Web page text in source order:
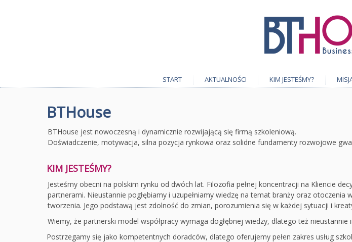
START AKTUALNOŚCI KIM JESTEŚMY?
BTHouse
BTHouse jest nowoczesną i dynamicznie rozwijającą się firmą szkoleniową.
Doświadczenie, motywacja, silna pozycja rynkowa oraz solidne fundamenty rozwojowe
KIM JESTEŚMY?
Jesteśmy obecni na polskim rynku od dwóch lat. Filozofia pełnej koncentracji na Kliencie
partnerami. Nieustannie pogłębiamy i uzupełniamy wiedzę na temat branży oraz
tworzenia. Jego podstawą jest zdolność do zmian, porozumienia się w każdej sytuacji i
Wiemy, że partnerski model współpracy wymaga dogłębnej wiedzy, dlatego też
Postrzegamy się jako kompetentnych doradców, dlatego oferujemy pełen zakres usług